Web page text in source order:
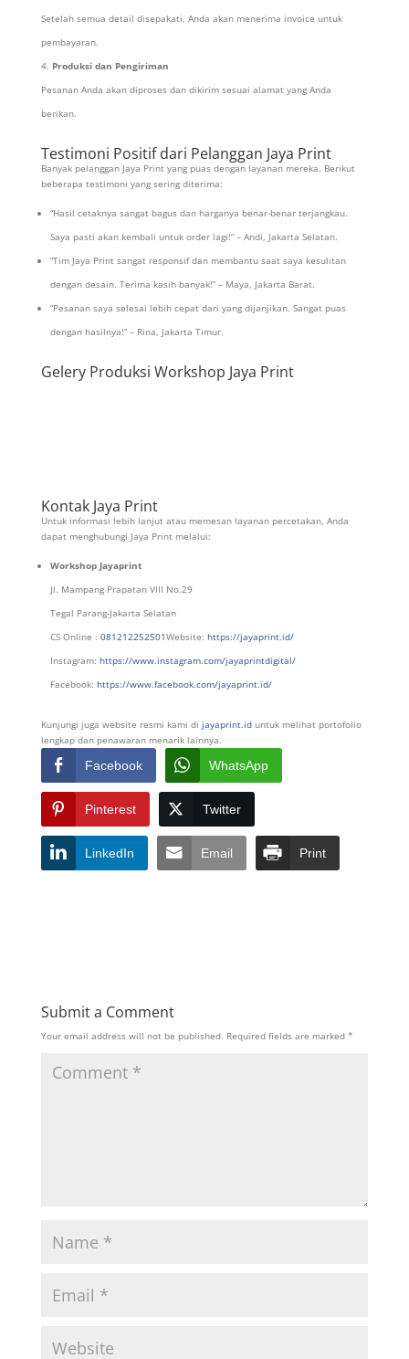
Setelah semua detail disepakati, Anda akan menerima invoice untuk
pembayaran.
Produksi dan Pengiriman
Pesanan Anda akan diproses dan dikirim sesuai alamat yang Anda
berikan.
Testimoni Positif dari Pelanggan Jaya Print
Banyak pelanggan Jaya Print yang puas dengan layanan mereka. Berikut
beberapa testimoni yang sering diterima:
“Hasil cetaknya sangat bagus dan harganya benar-benar terjangkau.
Saya pasti akan kembali untuk order lagi!” – Andi, Jakarta Selatan.
“Tim Jaya Print sangat responsif dan membantu saat saya kesulitan
dengan desain. Terima kasih banyak!” – Maya, Jakarta Barat.
“Pesanan saya selesai lebih cepat dari yang dijanjikan. Sangat puas
dengan hasilnya!” – Rina, Jakarta Timur.
Gelery Produksi Workshop Jaya Print
Kontak Jaya Print
Untuk informasi lebih lanjut atau memesan layanan percetakan, Anda
dapat menghubungi Jaya Print melalui:
Workshop Jayaprint
Jl. Mampang Prapatan VIII No.29
Tegal Parang-Jakarta Selatan
CS Online : 081212252501Website: https://jayaprint.id/
Instagram: https://www.instagram.com/jayaprintdigital/
Facebook: https://www.facebook.com/jayaprint.id/
Kunjungi juga website resmi kami di jayaprint.iduntuk melihat portofolio
lengkap dan penawaran menarik lainnya.
Facebook WhatsApp
Pinterest Twitter
LinkedIn Email Print
Submit a Comment
Your email address will not be published. Required fields are marked *